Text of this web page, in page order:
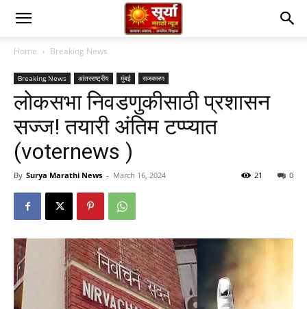
Home Breaking News
Breaking News आंतरराष्ट्रीय मुंबई राजकारण
लोकसभा निवडणुकीसाठी प्रशासन
सज्ज! तयारी अंतिम टप्प्यात
(voternews )
By Surya Marathi News - March 16, 2024 0
21